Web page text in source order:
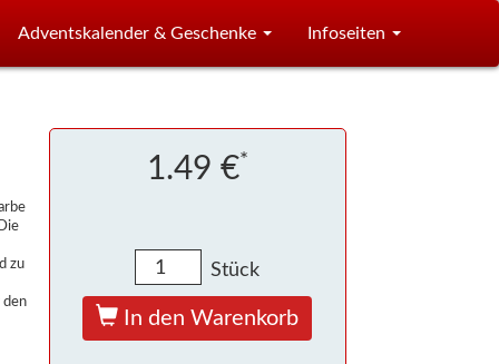
Adventskalender & Geschenke Infoseiten
zu
den
1.49 €*
Stück
In den Warenkorb